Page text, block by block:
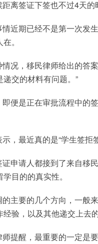
离签证下签也不过4天的
近期已经不是第一次发
。
况，移民律师给出的答
递交的材料有问题。”
便是正在审批流程中的
，最近真的是“学生签拒
申请人都接到了来自移
目的的真实性。
主要的几个方向，一般
验，以及其他递交上去
提醒，最重要的一定是